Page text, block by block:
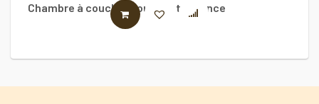
Chambre à coucher nouvelle tendance
LIRE LA SUITE